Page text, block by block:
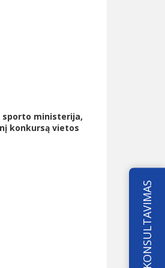
sporto ministerija,
konkursą vietos
KONSULTAVIMAS